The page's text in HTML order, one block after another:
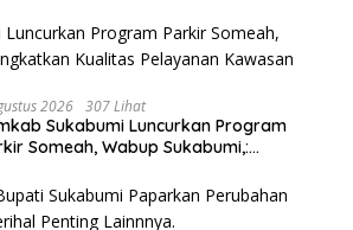
2026 307 Lihat
Sukabumi Luncurkan Program
Someah, Wabup Sukabumi,: